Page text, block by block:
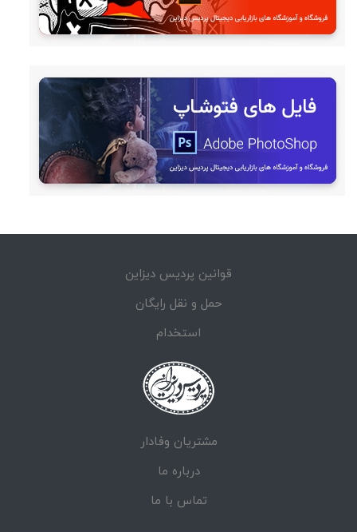
قوانین پردیس دیزاین
حمل و نقل رایگان
استخدام
مشتریان وفادار
درباره ما
تماس با ما